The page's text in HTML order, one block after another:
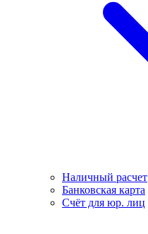
Наличный расчет
Банковская карта
Счёт для юр. лиц